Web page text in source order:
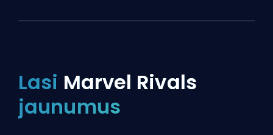
Lasi Marvel Rivals
jaunumus